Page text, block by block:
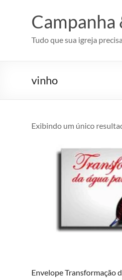
Campanha
Tudo que sua igreja
vinho
Exibindo um único
Envelope Transformação